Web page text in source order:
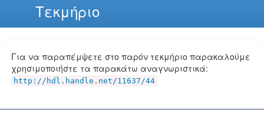
Τεκμήριο
Για να παραπέμψετε στο παρόν τεκμήριο παρακαλούμε
χρησιμοποιήστε τα παρακάτω αναγνωριστικά:
http://hdl.handle.net/11637/44